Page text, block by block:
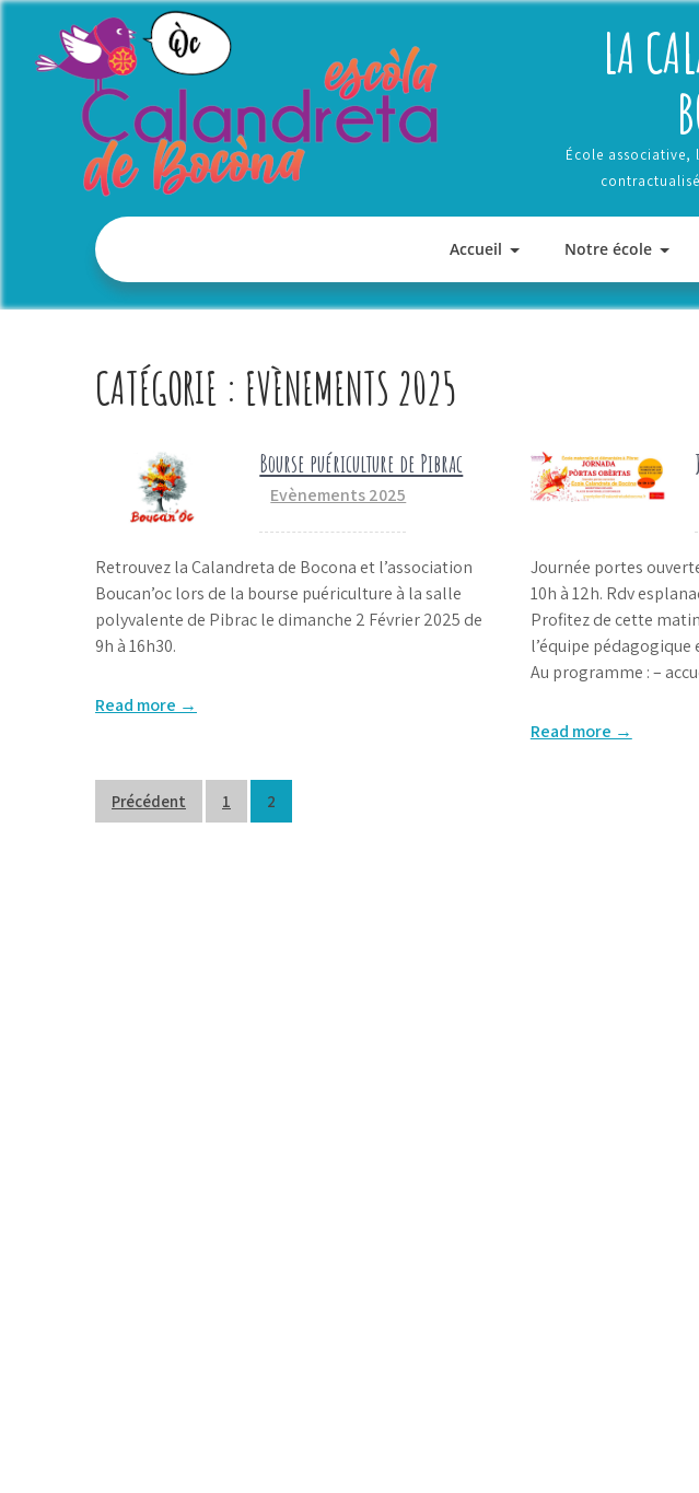
Skip
content
LA
École
Accueil Notre école
CATÉGORIE : EVÈNEMENTS 2025
Bourse puériculture de Pibrac
Evènements 2025
Retrouvez la Calandreta de Bocona et l’association
Boucan’oc lors de la bourse puériculture à la salle
polyvalente de Pibrac le dimanche 2 Février 2025 de
9h à 16h30.
Read more →
Journée portes
10h à 12h. Rdv
Profitez de cette
l’équipe
Au programme : –
Read more →
Pagination
Précédent 1 2